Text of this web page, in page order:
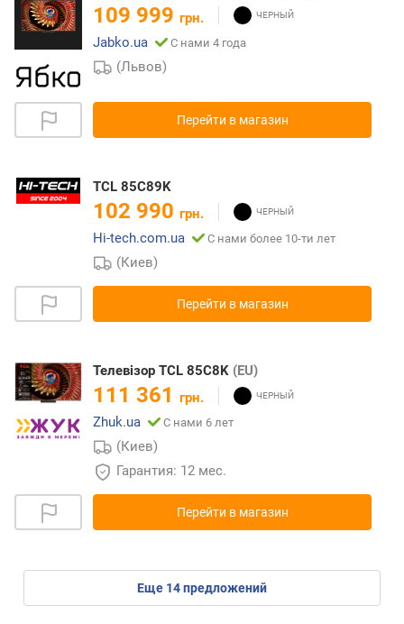
109 999 грн.
Jabko.ua
С нами 4 года
(Львов)
Перейти в магазин
TCL 85C89K
102 990 грн.
Hi-tech.com.ua
С нами более 10-ти лет
(Киев)
Перейти в магазин
Телевізор TCL 85C8K (EU)
111 361 грн.
Zhuk.ua
С нами 6 лет
(Киев)
Гарантия: 12 мес.
Перейти в магазин
eще 14предложений